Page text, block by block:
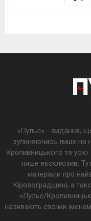
«Пульс» - видання,
зупиняючись лише на
Кропивницького та
лише ексклюзив.
матеріали про
Кіровоградщині, а
«Пульс/
називають своїми